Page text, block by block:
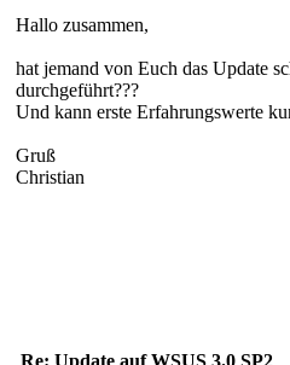
Hallo zusammen,
hat jemand von Euch das Update
durchgeführt???
Und kann erste Erfahrungswerte
Gruß
Christian
Re: Update auf WSUS 3.0 SP2